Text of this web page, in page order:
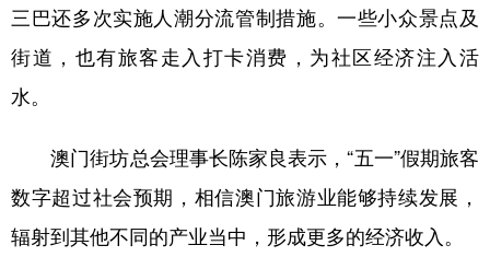
三巴还多次实施人潮分流管制措施。一些小众景点及
街道，也有旅客走入打卡消费，为社区经济注入活
水。
澳门街坊总会理事长陈家良表示，“五一”假期旅客
数字超过社会预期，相信澳门旅游业能够持续发展，
辐射到其他不同的产业当中，形成更多的经济收入。